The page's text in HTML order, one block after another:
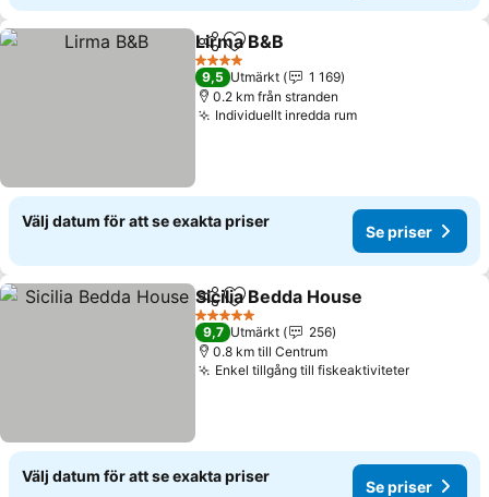
Dela Lägg till i Mina Favoriter
Lirma B&B
4 Stjärnor
9,5 Utmärkt
1 169
0.2 km från stranden
Individuellt inredda rum
Välj datum för att se exakta priser
Se priser
Dela Lägg till i Mina Favoriter
Sicilia Bedda House
5 Stjärnor
9,7 Utmärkt
256
0.8 km till Centrum
Enkel tillgång till fiskeaktiviteter
Välj datum för att se exakta priser
Se priser